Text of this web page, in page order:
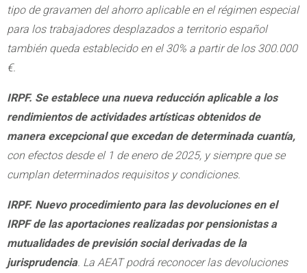
tipo de gravamen del ahorro aplicable en el régimen especial
para los trabajadores desplazados a territorio español
también queda establecido en el 30% a partir de los 300.000
€.
IRPF. Se establece una nueva reducción aplicable a los
rendimientos de actividades artísticas obtenidos de
manera excepcional que excedan de determinada cuantía,
con efectos desde el 1 de enero de 2025, y siempre que se
cumplan determinados requisitos y condiciones.
IRPF. Nuevo procedimiento para las devoluciones en el
IRPF de las aportaciones realizadas por pensionistas a
mutualidades de previsión social derivadas de la
jurisprudencia. La AEAT podrá reconocer las devoluciones